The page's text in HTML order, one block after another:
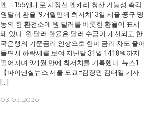
엔→155엔대로 시장선 엔캐리 청산 가능성 촉각
원달러 환율 ‘9개월만에 최저치’ 3일 서울 중구 명
동의 한 환전소에 원·달러를 비롯한 환율이 표시
돼 있다. 원·달러 환율은 달러 수급이 개선되고 한
국은행의 기준금리 인상으로 한미 금리 차도 줄어
들면서 하락세를 보여 지난달 31일 1418원까지
떨어지며 9개월 만에 최저치를 기록했다. 뉴스1
【파이낸셜뉴스 서울·도쿄=김경민 김태일 기자
[…]
03.08.2026